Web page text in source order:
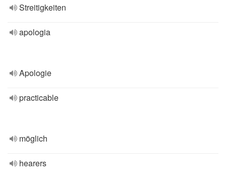
Streitigkeiten
apologia
Apologie
practicable
möglich
hearers